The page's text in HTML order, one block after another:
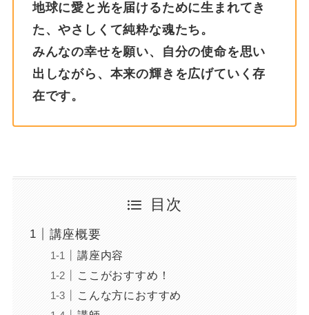
地球に愛と光を届けるために生まれてき
た、やさしくて純粋な魂たち。
みんなの幸せを願い、自分の使命を思い
出しながら、本来の輝きを広げていく存
在です。
目次
講座概要
講座内容
ここがおすすめ！
こんな方におすすめ